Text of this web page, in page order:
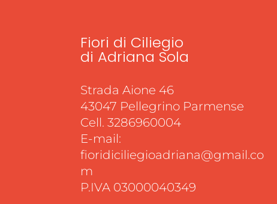
Fiori di Ciliegio
di Adriana Sola
Strada Aione 46
43047 Pellegrino Parmense
Cell. 3286960004
E-mail:
fioridiciliegioadriana@gmail.co
m
P.IVA 03000040349